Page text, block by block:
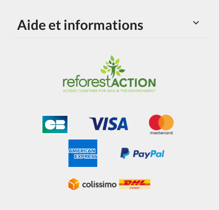

Aide et informations